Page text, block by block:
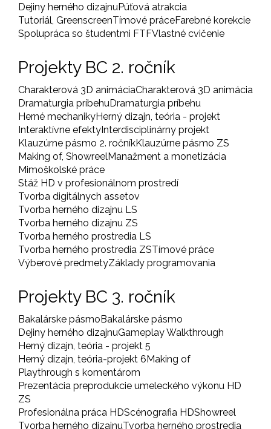
Dejiny herného dizajnuPúťová atrakcia
Tutoriál, GreenscreenTímové práceFarebné korekcie
Spolupráca so študentmi FTFVlastné cvičenie
Projekty BC 2. ročník
Charakterová 3D animáciaCharakterová 3D animácia
Dramaturgia príbehuDramaturgia príbehu
Herné mechanikyHerný dizajn, teória - projekt
Interaktívne efektyInterdisciplinárny projekt
Klauzúrne pásmo 2. ročníkKlauzúrne pásmo ZS
Making of, ShowreelManažment a monetizácia
Mimoškolské práce
Stáž HD v profesionálnom prostredí
Tvorba digitálnych assetov
Tvorba herného dizajnu LS
Tvorba herného dizajnu ZS
Tvorba herného prostredia LS
Tvorba herného prostredia ZSTímové práce
Výberové predmetyZáklady programovania
Projekty BC 3. ročník
Bakalárske pásmoBakalárske pásmo
Dejiny herného dizajnuGameplay Walkthrough
Herný dizajn, teória - projekt 5
Herný dizajn, teória-projekt 6Making of
Playthrough s komentárom
Prezentácia preprodukcie umeleckého výkonu HD
ZS
Profesionálna práca HDScénografia HDShowreel
Tvorba herného dizajnuTvorba herného prostredia